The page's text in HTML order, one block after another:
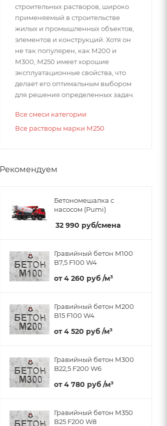
строительных растворов, широко
применяемый в строительстве
жилых и промышленных объектов,
элементов и конструкций. Хотя он
не так популярен, как М200 и
М300, М250 имеет хорошие
эксплуатационные свойства, что
делает его оптимальным выбором
для решения определенных задач.
Все смеси категории
Все растворы марки М250
Рекомендуем
Бетономешалка с
насосом (Pumi)
32 990 руб/смена
Гравийный бетон М100
B7,5 F100 W4
от4 260 руб /м³
Гравийный бетон М200
B15 F100 W4
от4 520 руб /м³
Гравийный бетон М300
B22,5 F200 W6
от4 780 руб /м³
Гравийный бетон М350
B25 F200 W8